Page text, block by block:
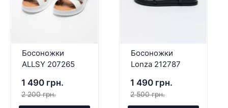
Босоножки
ALLSY 207265
1 490 грн.
2 200 грн.
Босоножки
Lonza 212787
1 490 грн.
2 500 грн.